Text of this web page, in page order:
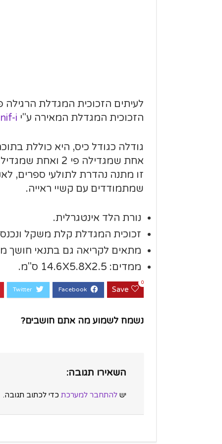
לעיתים הזכוכית המגדלת
הזכוכית המגדלת המאירה ע"י i
גודלה כגודל כיס, היא כוללת
אחת שמגדילה פי 2 ואחת שמגדילה פי 4.
זו מתנה נהדרת לתולעי ספרים,
שמתמודדים עם קשיי ראייה.
נורת הלד אינטגרלית.
זכוכית המגדלת קלת משקל
מתאים לקריאה גם בתנאי חושך
ממדים: 14.6X5.8X2.5 ס"מ.
Save
0
נשמח לשמוע מה אתם חושבים?
השאירו תגובה:
יש להתחבר למערכת כדי לכתוב תגובה.